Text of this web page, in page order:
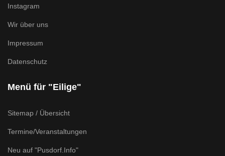
Instagram
Wir über uns
Impressum
Datenschutz
Menü für "Eilige"
Sitemap / Übersicht
Termine/Veranstaltungen
Neu auf "Pusdorf.Info"